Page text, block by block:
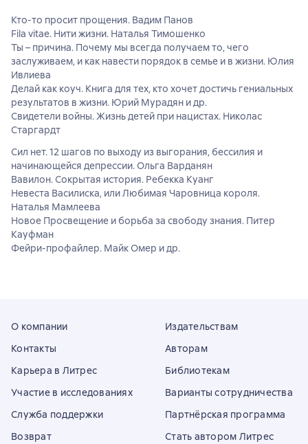
Кто-то просит прощения. Вадим Панов
Fila vitae. Нити жизни. Наталья Тимошенко
Ты – причина. Почему мы всегда получаем то, чего
заслуживаем, и как навести порядок в семье и в жизни. Юлия
Ивлиева
Делай как коуч. Книга для тех, кто хочет достичь гениальных
результатов в жизни. Юрий Мурадян и др.
Свидетели войны. Жизнь детей при нацистах. Николас
Старгардт
Сил нет. 12 шагов по выходу из выгорания, бессилия и
начинающейся депрессии. Ольга Варданян
Вавилон. Сокрытая история. Ребекка Куанг
Невеста Василиска, или Любимая Чаровница короля.
Наталья Мамлеева
Новое Просвещение и борьба за свободу знания. Питер
Кауфман
Фейри-профайлер. Майк Омер и др.
О компании
Контакты
Карьера в Литрес
Участие в исследованиях
Служба поддержки
Возврат
Издательствам
Авторам
Библиотекам
Варианты сотрудничества
Партнёрская программа
Стать автором Литрес